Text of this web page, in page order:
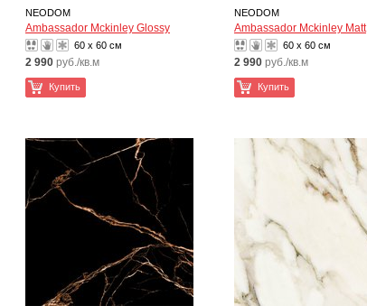
NEODOM
Ambassador Mckinley Glossy
60 x 60 см
2 990 руб./кв.м
Купить
NEODOM
Ambassador Mckinley Matt
60 x 60 см
2 990 руб./кв.м
Купить